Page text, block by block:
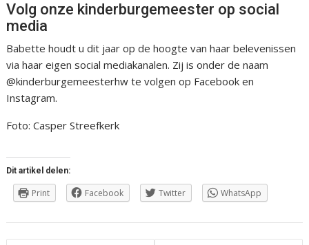
Volg onze kinderburgemeester op social
media
Babette houdt u dit jaar op de hoogte van haar belevenissen
via haar eigen social mediakanalen. Zij is onder de naam
@kinderburgemeesterhw te volgen op Facebook en
Instagram.
Foto: Casper Streefkerk
Dit artikel delen:
Print Facebook Twitter WhatsApp